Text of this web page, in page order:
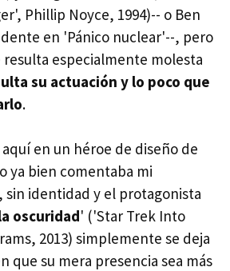
Phillip Noyce, 1994)-- o Ben
en 'Pánico nuclear'--, pero
resulta especialmente molesta
su actuación y lo poco que
.
en un héroe de diseño de
ya bien comentaba mi
, sin identidad y el protagonista
oscuridad' ('Star Trek Into
2013) simplemente se deja
que su mera presencia sea más